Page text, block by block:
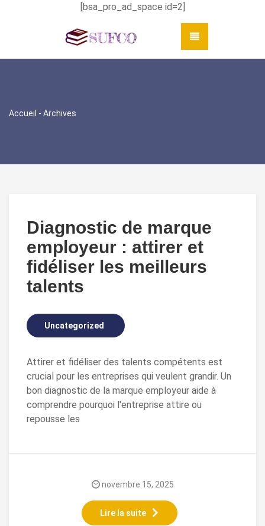
[bsa_pro_ad_space id=2]
Accueil - Archives
Diagnostic de marque
employeur : attirer et
fidéliser les meilleurs
talents
Uncategorized
Attirer et fidéliser des talents compétents est
crucial pour les entreprises qui veulent grandir. Un
bon diagnostic de la marque employeur aide à
comprendre pourquoi l'entreprise attire ou
repousse les
Lire la suite
novembre 15, 2025